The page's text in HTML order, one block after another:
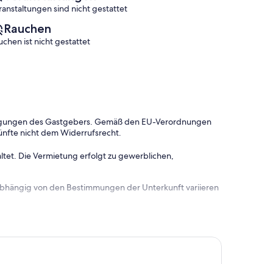
sind nicht gestattet
Rauchen
ist nicht gestattet
des Gastgebers. Gemäß den EU-Verordnungen
nicht dem Widerrufsrecht.
Die Vermietung erfolgt zu gewerblichen,
von den Bestimmungen der Unterkunft variieren